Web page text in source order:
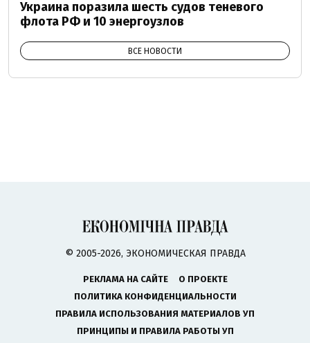
Украина поразила шесть судов теневого
флота РФ и 10 энергоузлов
ВСЕ НОВОСТИ
© 2005-2026, ЭКОНОМИЧЕСКАЯ ПРАВДА
РЕКЛАМА НА САЙТЕ
О ПРОЕКТЕ
ПОЛИТИКА КОНФИДЕНЦИАЛЬНОСТИ
ПРАВИЛА ИСПОЛЬЗОВАНИЯ МАТЕРИАЛОВ УП
ПРИНЦИПЫ И ПРАВИЛА РАБОТЫ УП